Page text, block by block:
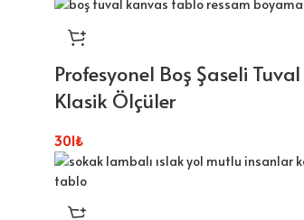
Profesyonel Boş Şaseli Tuval
Klasik Ölçüler
301₺